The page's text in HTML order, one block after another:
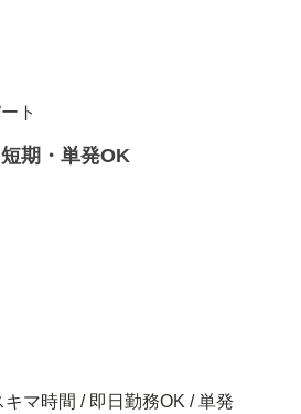
ト
期・単発OK
キマ時間 / 即日勤務OK / 単発